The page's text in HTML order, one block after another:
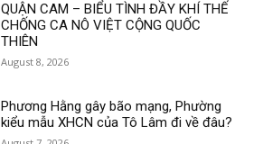
QUẬN CAM – BIỂU TÌNH ĐẦY KHÍ THẾ
CHỐNG CA NÔ VIỆT CỘNG QUỐC
THIÊN
August 8, 2026
Phương Hằng gây bão mạng, Phường
kiểu mẫu XHCN của Tô Lâm đi về đâu?